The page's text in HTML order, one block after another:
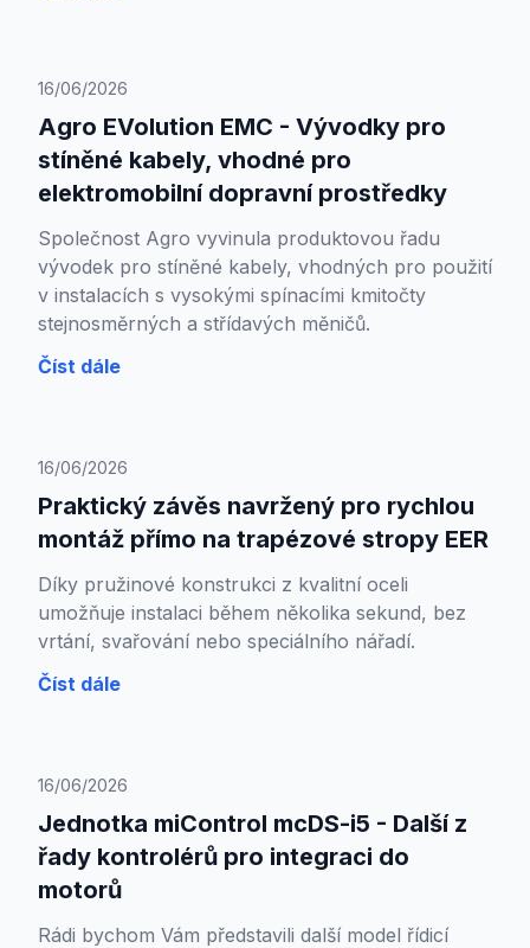
16/06/2026
Agro EVolution EMC - Vývodky pro
stíněné kabely, vhodné pro
elektromobilní dopravní prostředky
Společnost Agro vyvinula produktovou řadu
vývodek pro stíněné kabely, vhodných pro použití
v instalacích s vysokými spínacími kmitočty
stejnosměrných a střídavých měničů.
Číst dále
16/06/2026
Praktický závěs navržený pro rychlou
montáž přímo na trapézové stropy EER
Díky pružinové konstrukci z kvalitní oceli
umožňuje instalaci během několika sekund, bez
vrtání, svařování nebo speciálního nářadí.
Číst dále
16/06/2026
Jednotka miControl mcDS-i5 - Další z
řady kontrolérů pro integraci do
motorů
Rádi bychom Vám představili další model řídicí